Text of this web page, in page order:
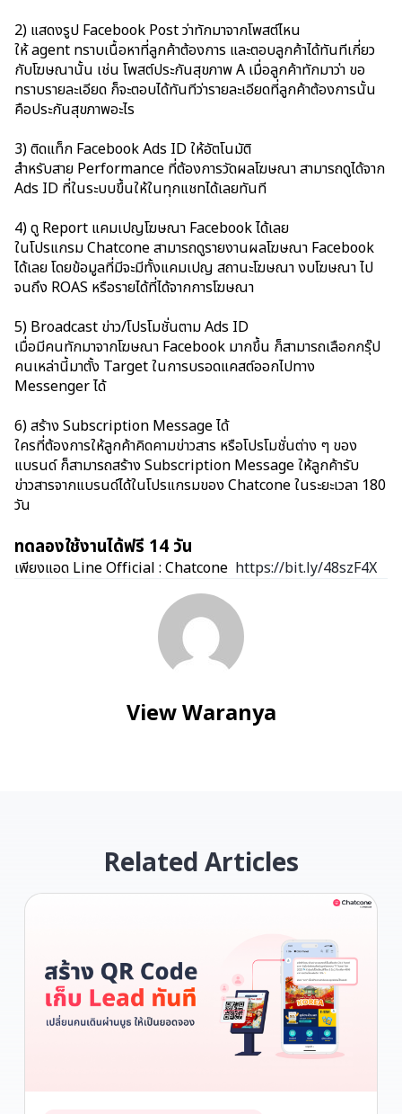
2) แสดงรูป Facebook Post ว่าทักมาจากโพสต์ไหน
ให้ agent ทราบเนื้อหาที่ลูกค้าต้องการ และตอบลูกค้าได้ทันทีเกี่ยว
กับโฆษณานั้น เช่น โพสต์ประกันสุขภาพ A เมื่อลูกค้าทักมาว่า ขอ
ทราบรายละเอียด ก็จะตอบได้ทันทีว่ารายละเอียดที่ลูกค้าต้องการนั้น
คือประกันสุขภาพอะไร
3) ติดแท็ก Facebook Ads ID ให้อัตโนมัติ
สำหรับสาย Performance ที่ต้องการวัดผลโฆษณา สามารถดูได้จาก
Ads ID ที่ในระบบขึ้นให้ในทุกแชทได้เลยทันที
4) ดู Report แคมเปญโฆษณา Facebook ได้เลย
ในโปรแกรม Chatcone สามารถดูรายงานผลโฆษณา Facebook
ได้เลย โดยข้อมูลที่มีจะมีทั้งแคมเปญ สถานะโฆษณา งบโฆษณา ไป
จนถึง ROAS หรือรายได้ที่ได้จากการโฆษณา
5) Broadcast ข่าว/โปรโมชั่นตาม Ads ID
เมื่อมีคนทักมาจากโฆษณา Facebook มากขึ้น ก็สามารถเลือกกรุ๊ป
คนเหล่านี้มาตั้ง Target ในการบรอดแคสต์ออกไปทาง
Messenger ได้
6) สร้าง Subscription Message ได้
ใครที่ต้องการให้ลูกค้าคิดคามข่าวสาร หรือโปรโมชั่นต่าง ๆ ของ
แบรนด์ ก็สามารถสร้าง Subscription Message ให้ลูกค้ารับ
ข่าวสารจากแบรนด์ได้ในโปรแกรมของ Chatcone ในระยะเวลา 180
วัน
ทดลองใช้งานได้ฟรี 14 วัน
เพียงแอด Line Official : Chatcone https://bit.ly/48szF4X
View Waranya
Related Articles